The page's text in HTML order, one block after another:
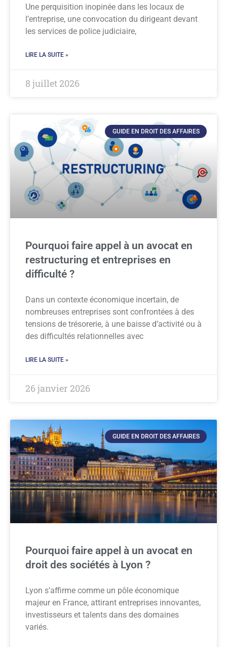
Une perquisition inopinée dans les locaux de
l’entreprise, une convocation du dirigeant devant
les services de police judiciaire,
LIRE LA SUITE »
8 juillet 2026
GUIDE EN DROIT DES AFFAIRES
Pourquoi faire appel à un avocat en
restructuring et entreprises en
difficulté ?
Dans un contexte économique incertain, de
nombreuses entreprises sont confrontées à des
tensions de trésorerie, à une baisse d’activité ou à
des difficultés relationnelles avec
LIRE LA SUITE »
26 janvier 2026
GUIDE EN DROIT DES AFFAIRES
Pourquoi faire appel à un avocat en
droit des sociétés à Lyon ?
Lyon s’affirme comme un pôle économique
majeur en France, attirant entreprises innovantes,
investisseurs et talents dans des domaines
variés.